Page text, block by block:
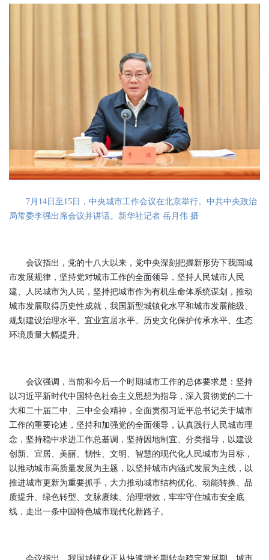
7月14日至15日，中央城市工作会议在北京举行。中共中央政治
局常委李强出席会议并讲话。新华社记者 岳月伟 摄
会议指出，党的十八大以来，党中央深刻把握新形势下我国城
市发展规律，坚持党对城市工作的全面领导，坚持人民城市人民
建、人民城市为人民，坚持把城市作为有机生命体系统谋划，推动
城市发展取得历史性成就，我国新型城镇化水平和城市发展能级、
规划建设治理水平、宜业宜居水平、历史文化保护传承水平、生态
环境质量大幅提升。
会议强调，当前和今后一个时期城市工作的总体要求是：坚持
以习近平新时代中国特色社会主义思想为指导，深入贯彻党的二十
大和二十届二中、三中全会精神，全面贯彻习近平总书记关于城市
工作的重要论述，坚持和加强党的全面领导，认真践行人民城市理
念，坚持稳中求进工作总基调，坚持因地制宜、分类指导，以建设
创新、宜居、美丽、韧性、文明、智慧的现代化人民城市为目标，
以推动城市高质量发展为主题，以坚持城市内涵式发展为主线，以
推进城市更新为重要抓手，大力推动城市结构优化、动能转换、品
质提升、绿色转型、文脉赓续、治理增效，牢牢守住城市安全底
线，走出一条中国特色城市现代化新路子。